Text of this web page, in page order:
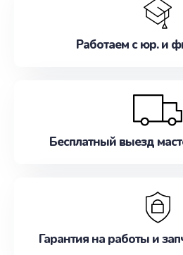
Работаем с юр. и
Бесплатный выезд
Гарантия на работы и